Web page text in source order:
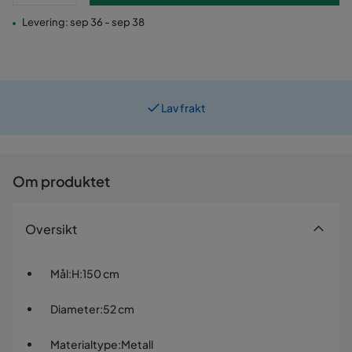
Levering: sep 36 - sep 38
Lav frakt
Om produktet
Oversikt
Mål:H:150 cm
Diameter:52 cm
Materialtype:Metall